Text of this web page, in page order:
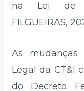
na Lei de
FILGUEIRAS,
As mudanças
Legal da CT&I
do Decreto